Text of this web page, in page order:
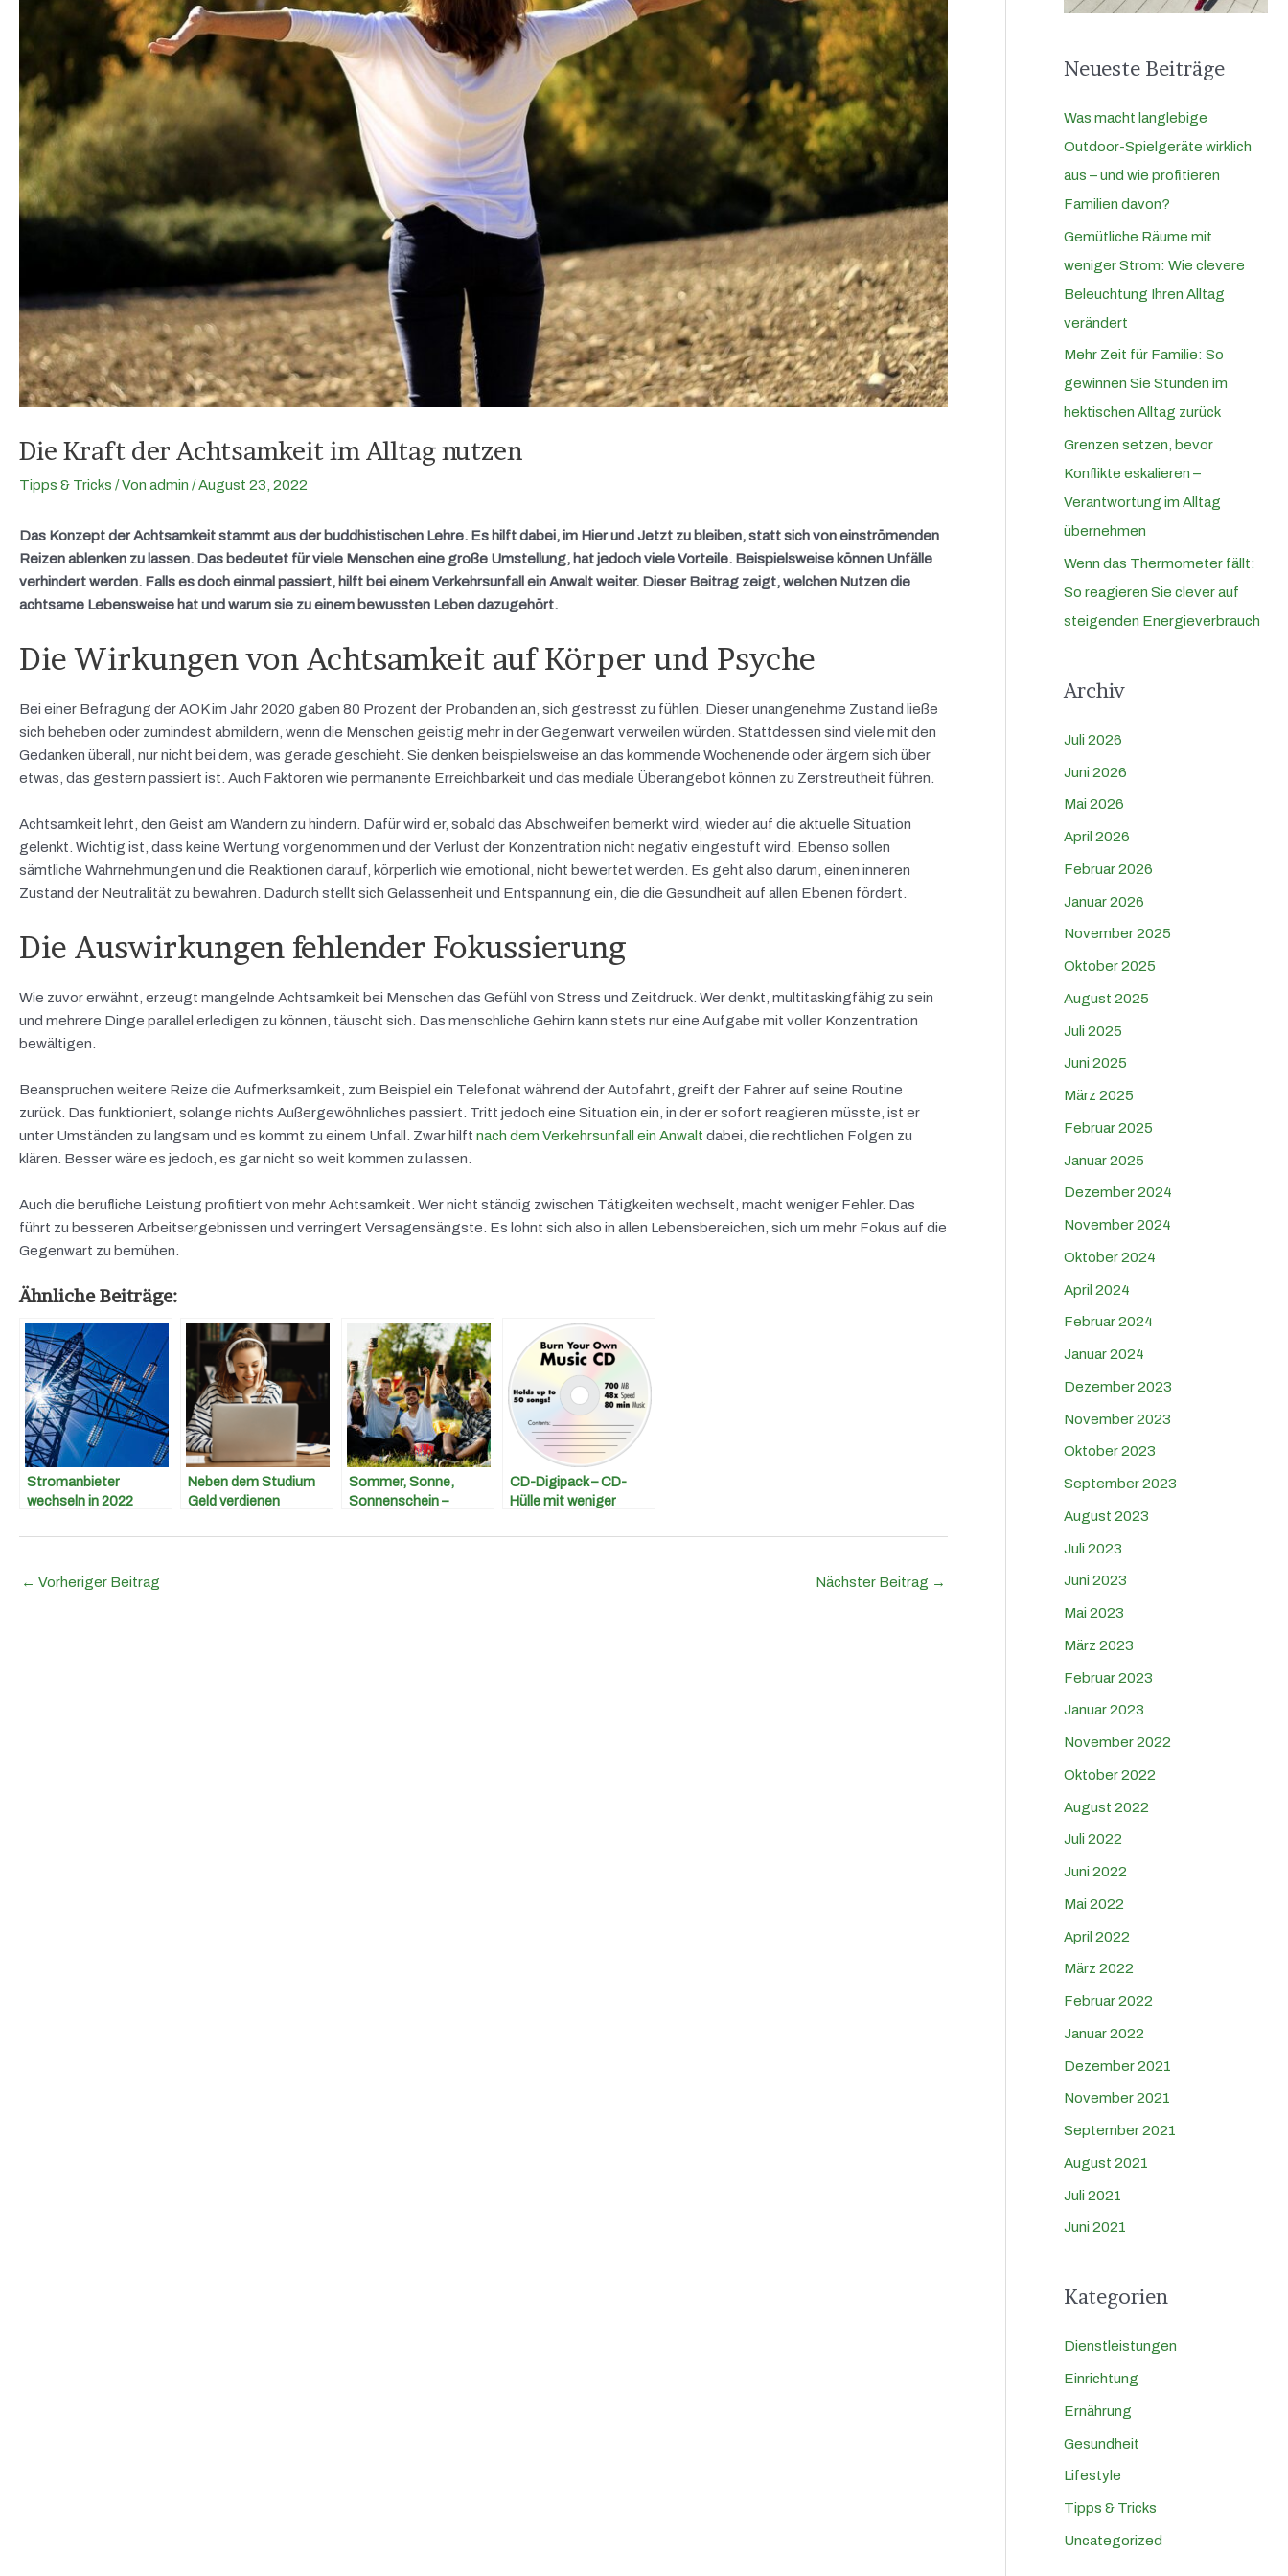
Die Kraft der Achtsamkeit im Alltag nutzen
Tipps & Tricks / Von admin /August 23, 2022
Das Konzept der Achtsamkeit stammt aus der buddhistischen Lehre. Es hilft dabei, im Hier und Jetzt zu bleiben, statt sich von einströmenden
Reizen ablenken zu lassen. Das bedeutet für viele Menschen eine große Umstellung, hat jedoch viele Vorteile. Beispielsweise können Unfälle
verhindert werden. Falls es doch einmal passiert, hilft bei einem Verkehrsunfall ein Anwalt weiter. Dieser Beitrag zeigt, welchen Nutzen die
achtsame Lebensweise hat und warum sie zu einem bewussten Leben dazugehört.
Die Wirkungen von Achtsamkeit auf Körper und Psyche
Bei einer Befragung der AOK im Jahr 2020 gaben 80 Prozent der Probanden an, sich gestresst zu fühlen. Dieser unangenehme Zustand ließe
sich beheben oder zumindest abmildern, wenn die Menschen geistig mehr in der Gegenwart verweilen würden. Stattdessen sind viele mit den
Gedanken überall, nur nicht bei dem, was gerade geschieht. Sie denken beispielsweise an das kommende Wochenende oder ärgern sich über
etwas, das gestern passiert ist. Auch Faktoren wie permanente Erreichbarkeit und das mediale Überangebot können zu Zerstreutheit führen.
Achtsamkeit lehrt, den Geist am Wandern zu hindern. Dafür wird er, sobald das Abschweifen bemerkt wird, wieder auf die aktuelle Situation
gelenkt. Wichtig ist, dass keine Wertung vorgenommen und der Verlust der Konzentration nicht negativ eingestuft wird. Ebenso sollen
sämtliche Wahrnehmungen und die Reaktionen darauf, körperlich wie emotional, nicht bewertet werden. Es geht also darum, einen inneren
Zustand der Neutralität zu bewahren. Dadurch stellt sich Gelassenheit und Entspannung ein, die die Gesundheit auf allen Ebenen fördert.
Die Auswirkungen fehlender Fokussierung
Wie zuvor erwähnt, erzeugt mangelnde Achtsamkeit bei Menschen das Gefühl von Stress und Zeitdruck. Wer denkt, multitaskingfähig zu sein
und mehrere Dinge parallel erledigen zu können, täuscht sich. Das menschliche Gehirn kann stets nur eine Aufgabe mit voller Konzentration
bewältigen.
Beanspruchen weitere Reize die Aufmerksamkeit, zum Beispiel ein Telefonat während der Autofahrt, greift der Fahrer auf seine Routine
zurück. Das funktioniert, solange nichts Außergewöhnliches passiert. Tritt jedoch eine Situation ein, in der er sofort reagieren müsste, ist er
unter Umständen zu langsam und es kommt zu einem Unfall. Zwar hilft nach dem Verkehrsunfall ein Anwalt dabei, die rechtlichen Folgen zu
klären. Besser wäre es jedoch, es gar nicht so weit kommen zu lassen.
Auch die berufliche Leistung profitiert von mehr Achtsamkeit. Wer nicht ständig zwischen Tätigkeiten wechselt, macht weniger Fehler. Das
führt zu besseren Arbeitsergebnissen und verringert Versagensängste. Es lohnt sich also in allen Lebensbereichen, sich um mehr Fokus auf die
Gegenwart zu bemühen.
Ähnliche Beiträge:
Stromanbieter
wechseln in 2022
Neben dem Studium
Geld verdienen
Sommer, Sonne,
Sonnenschein –
Saison!
CD-Digipack – CD-
Hülle mit weniger
← Vorheriger Beitrag Nächster Beitrag →
hNeueste Beiträge
Was macht langlebige
Outdoor-Spielgeräte wirklich
aus – und wie profitieren
Familien davon?
Gemütliche Räume mit
weniger Strom: Wie clevere
Beleuchtung Ihren Alltag
verändert
Mehr Zeit für Familie: So
gewinnen Sie Stunden im
hektischen Alltag zurück
Grenzen setzen, bevor
Konflikte eskalieren –
Verantwortung im Alltag
übernehmen
Wenn das Thermometer fällt:
So reagieren Sie clever auf
steigenden Energieverbrauch
Archiv
Juli 2026
Juni 2026
Mai 2026
April 2026
Februar 2026
Januar 2026
November 2025
Oktober 2025
August 2025
Juli 2025
Juni 2025
März 2025
Februar 2025
Januar 2025
Dezember 2024
November 2024
Oktober 2024
April 2024
Februar 2024
Januar 2024
Dezember 2023
November 2023
Oktober 2023
September 2023
August 2023
Juli 2023
Juni 2023
Mai 2023
März 2023
Februar 2023
Januar 2023
November 2022
Oktober 2022
August 2022
Juli 2022
Juni 2022
Mai 2022
April 2022
März 2022
Februar 2022
Januar 2022
Dezember 2021
November 2021
September 2021
August 2021
Juli 2021
Juni 2021
Kategorien
Dienstleistungen
Einrichtung
Ernährung
Gesundheit
Lifestyle
Tipps & Tricks
Uncategorized